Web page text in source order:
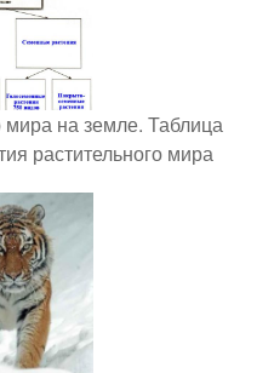
мира на земле. Таблица
растительного мира